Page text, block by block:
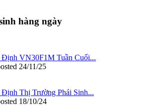
hàng ngày
Định VN30F1M Tuần Cuối...
24/11/25
Định Thị Trường Phái Sinh...
18/10/24